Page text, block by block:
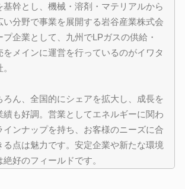
基幹とし、機械・溶剤・マテリアルから
い分野で事業を展開する岩谷産業株式会
企業として、九州でLPガスの供給・
をメインに運営を行っているのがイワタ
ろん、全国的にシェアを拡大し、成長を
績も好調。営業としてエネルギーに関わ
インナップを持ち、お客様のニーズに合
る点は魅力です。安定企業や新たな環境
好のフィールドです。